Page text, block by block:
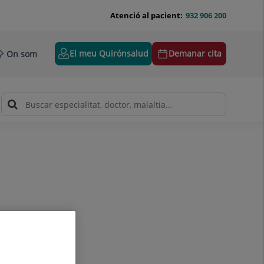
932 906 200
Atenció al pacient:
On som El meu Quirónsalud Demanar cita